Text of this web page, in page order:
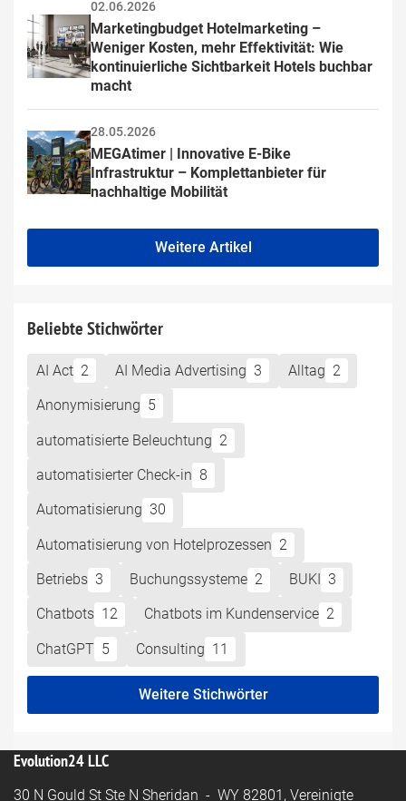
02.06.2026
Marketingbudget Hotelmarketing –
Weniger Kosten, mehr Effektivität: Wie
kontinuierliche Sichtbarkeit Hotels buchbar
macht
28.05.2026
MEGAtimer | Innovative E-Bike
Infrastruktur – Komplettanbieter für
nachhaltige Mobilität
Weitere Artikel
Beliebte Stichwörter
AI Act 2 AI Media Advertising 3 Alltag 2
Anonymisierung 5
automatisierte Beleuchtung 2
automatisierter Check-in 8
Automatisierung 30
Automatisierung von Hotelprozessen 2
Betriebs 3 Buchungssysteme 2 BUKI 3
Chatbots 12 Chatbots im Kundenservice 2
ChatGPT 5 Consulting 11
Weitere Stichwörter
Evolution24 LLC
30 N Gould St Ste N Sheridan - WY 82801, Vereinigte